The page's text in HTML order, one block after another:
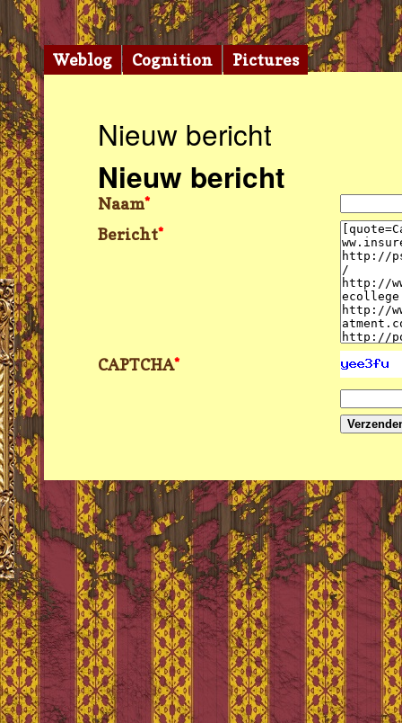
Nieuw bericht
Nieuw bericht
Naam*
Bericht*
CAPTCHA*
Weblog Cognition Pictures